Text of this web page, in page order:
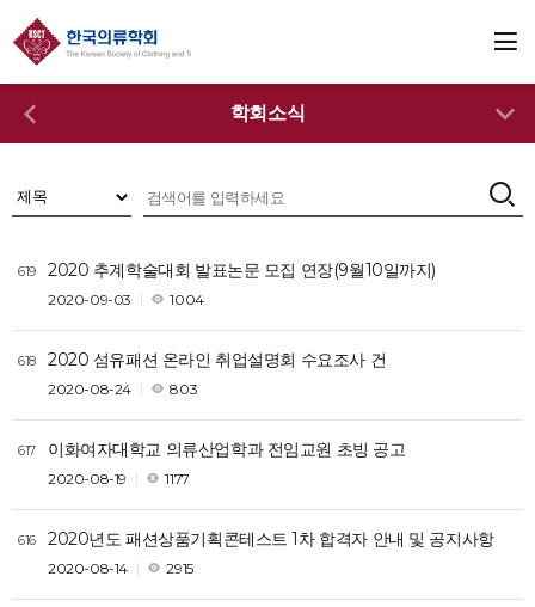
학회소식
619 2020 추계학술대회 발표논문 모집 연장(9월10일까지)
2020-09-03 1004
618 2020 섬유패션 온라인 취업설명회 수요조사 건
2020-08-24 803
617 이화여자대학교 의류산업학과 전임교원 초빙 공고
2020-08-19 1177
616 2020년도 패션상품기획콘테스트 1차 합격자 안내 및 공지사항
2020-08-14 2915